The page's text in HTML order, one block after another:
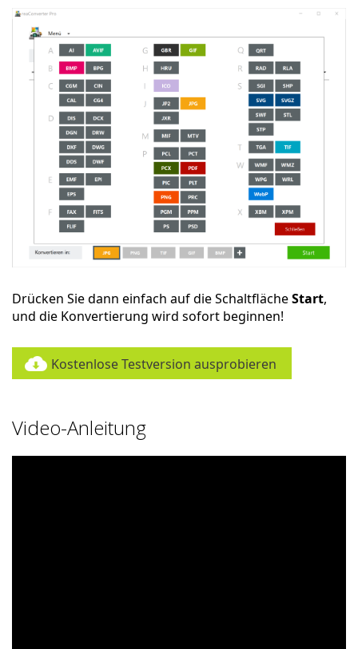
Drücken Sie dann einfach auf die SchaltflächeStart,
und die Konvertierung wird sofort beginnen!
Kostenlose Testversion ausprobieren
Video-Anleitung